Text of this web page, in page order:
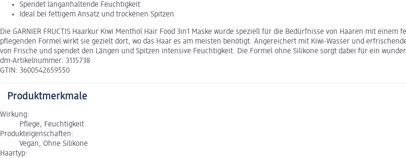
Spendet langanhaltende Feuchtigkeit
Ideal bei fettigem Ansatz und trockenen Spitzen
Die GARNIER FRUCTIS Haarkur Kiwi Menthol Hair Food 3in1 Maske wurde speziell für die Bedürfnisse von Haaren mit
pflegenden Formel wirkt sie gezielt dort, wo das Haar es am meisten benötigt. Angereichert mit Kiwi-Wasser und
von Frische und spendet den Längen und Spitzen intensive Feuchtigkeit. Die Formel ohne Silikone sorgt dabei für ein
dm-Artikelnummer: 3115738
GTIN: 3600542659550
Produktmerkmale
Wirkung:
Pflege, Feuchtigkeit
Produkteigenschaften:
Vegan, Ohne Silikone
Haartyp: